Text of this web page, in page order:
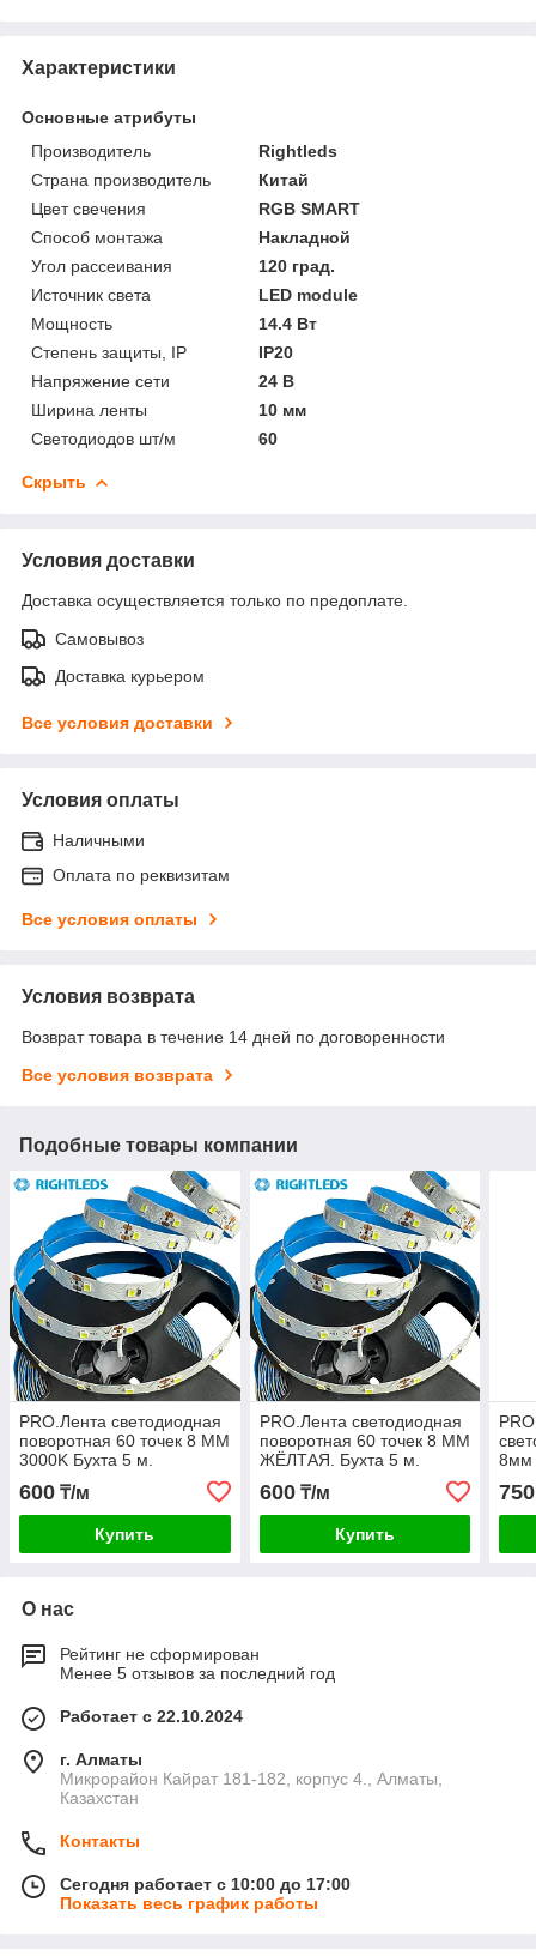
Характеристики
Основные атрибуты
Производитель
Rightleds
Страна производитель
Китай
Цвет свечения
RGB SMART
Способ монтажа
Накладной
Угол рассеивания
120 град.
Источник света
LED module
Мощность
14.4 Вт
Степень защиты, IP
IP20
Напряжение сети
24 В
Ширина ленты
10 мм
Светодиодов шт/м
60
Скрыть
Условия доставки
Доставка осуществляется только по предоплате.
Самовывоз
Доставка курьером
Все условия доставки
Условия оплаты
Наличными
Оплата по реквизитам
Все условия оплаты
Условия возврата
Возврат товара в течение 14 дней по договоренности
Все условия возврата
Подобные товары компании
PRO.Лента светодиодная
поворотная 60 точек 8 ММ
3000K Бухта 5 м.
600 ₸/м
Купить
PRO.Лента светодиодная
поворотная 60 точек 8 ММ
ЖЁЛТАЯ. Бухта 5 м.
600₸/м
Купить
8мм
750
О нас
Рейтинг не сформирован
Менее 5 отзывов за последний год
Работает с 22.10.2024
г. Алматы
Микрорайон Кайрат 181-182, корпус 4., Алматы,
Казахстан
Контакты
Сегодня работает с 10:00 до 17:00
Показать весь график работы